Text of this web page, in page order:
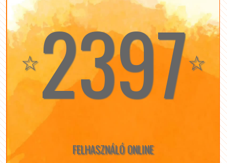
☆2397☆
FELHASZNÁLÓ ONLINE